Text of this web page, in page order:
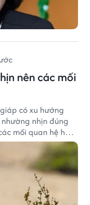
nên các mối
có xu hướng
nhịn đúng
mối quan hệ hài
người xung